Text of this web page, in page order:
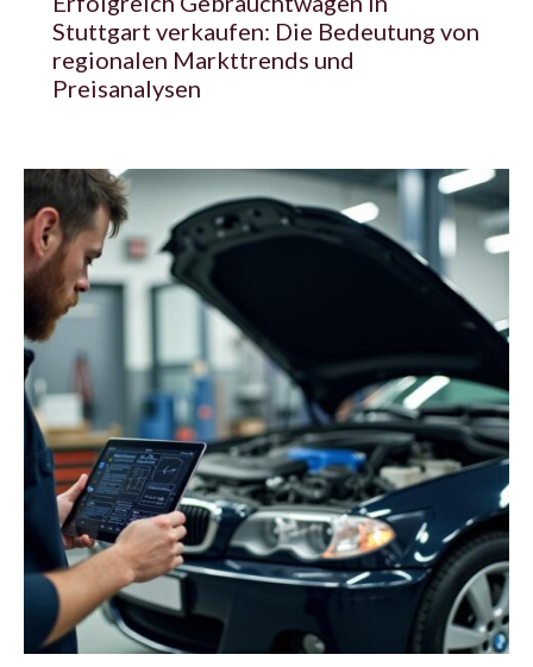
Stuttgart verkaufen: Die Bedeutung von
regionalen Markttrends und
Preisanalysen